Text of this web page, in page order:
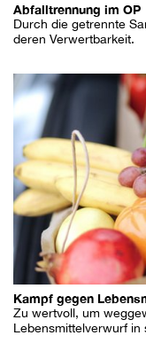
Abfalltrennung im OP
Durch die getrennte
deren Verwertbarkeit.
Kampf gegen
Zu wertvoll, um
Lebensmittelverwurf in